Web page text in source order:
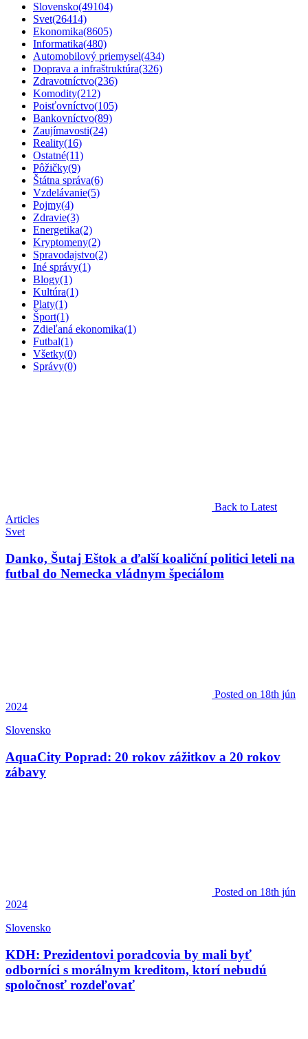
Slovensko(49104)
Svet(26414)
Ekonomika(8605)
Informatika(480)
Automobilový priemysel(434)
Doprava a infraštruktúra(326)
Zdravotníctvo(236)
Komodity(212)
Poisťovníctvo(105)
Bankovníctvo(89)
Zaujímavosti(24)
Reality(16)
Ostatné(11)
Pôžičky(9)
Štátna správa(6)
Vzdelávanie(5)
Pojmy(4)
Zdravie(3)
Energetika(2)
Kryptomeny(2)
Spravodajstvo(2)
Iné správy(1)
Blogy(1)
Kultúra(1)
Platy(1)
Šport(1)
Zdieľaná ekonomika(1)
Futbal(1)
Všetky(0)
Správy(0)
Back to Latest
Articles
Svet
Danko, Šutaj Eštok a ďalší koaliční politici leteli na
futbal do Nemecka vládnym špeciálom
Posted on 18th jún
2024
Slovensko
AquaCity Poprad: 20 rokov zážitkov a 20 rokov
zábavy
Posted on 18th jún
2024
Slovensko
KDH: Prezidentovi poradcovia by mali byť
odborníci s morálnym kreditom, ktorí nebudú
spoločnosť rozdeľovať